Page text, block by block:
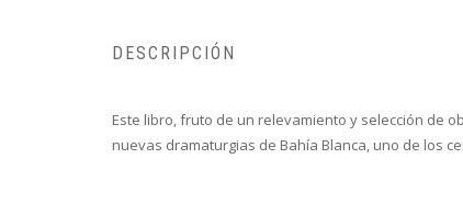
DESCRIPCIÓN
Este libro, fruto de un relevamiento y selección de
nuevas dramaturgias de Bahía Blanca, uno de los